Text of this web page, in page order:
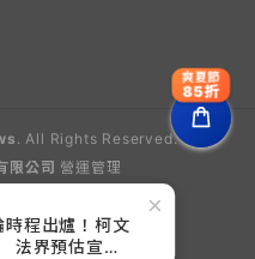
×
時程出爐！柯文
法界預估宣判
. All Rights Reserved.
限公司 營運管理
爽夏節
85折